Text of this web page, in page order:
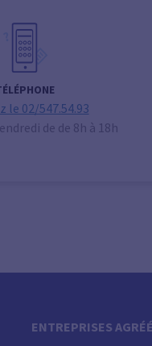
le 02/547.54.93
de de 8h à 18h
ENTREPRISES